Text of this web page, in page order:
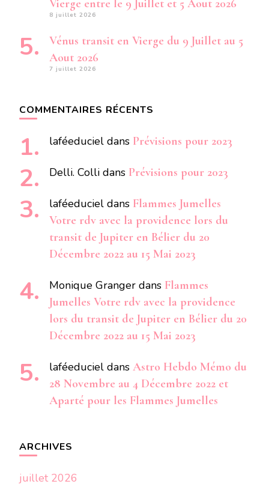
Vierge entre le 9 Juillet et 5 Aout 2026
8 juillet 2026
Vénus transit en Vierge du 9 Juillet au 5
Aout 2026
7 juillet 2026
COMMENTAIRES RÉCENTS
laféeduciel dans Prévisions pour 2023
Delli. Colli dans Prévisions pour 2023
laféeduciel dans Flammes Jumelles
Votre rdv avec la providence lors du
transit de Jupiter en Bélier du 20
Décembre 2022 au 15 Mai 2023
Monique Granger dans Flammes
Jumelles Votre rdv avec la providence
lors du transit de Jupiter en Bélier du 20
Décembre 2022 au 15 Mai 2023
laféeduciel dans Astro Hebdo Mémo du
28 Novembre au 4 Décembre 2022 et
Aparté pour les Flammes Jumelles
ARCHIVES
juillet 2026